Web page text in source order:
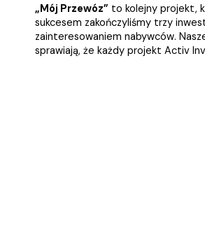
„Mój Przewóz” to kolejny projekt,
sukcesem zakończyliśmy trzy
zainteresowaniem nabywców.
sprawiają, że każdy projekt Activ